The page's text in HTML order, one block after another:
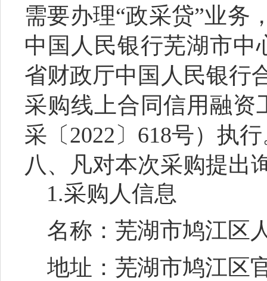
需要办理“政采贷”业务
中国人民银行芜湖市中
省财政厅中国人民银行
采购线上合同信用融资
采 〔2022 〕 618号）执
八、凡对本次采购提出
1.采购人信息
名称：芜湖市鸠江区
地址：芜湖市鸠江区